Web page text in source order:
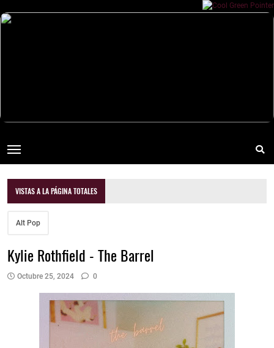
VISTAS A LA PÁGINA TOTALES
Alt Pop
Kylie Rothfield - The Barrel
Octubre 25, 2024 0